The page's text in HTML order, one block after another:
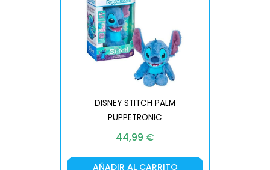
DISNEY STITCH PALM
PUPPETRONIC
44,99 €
AÑADIR AL CARRITO